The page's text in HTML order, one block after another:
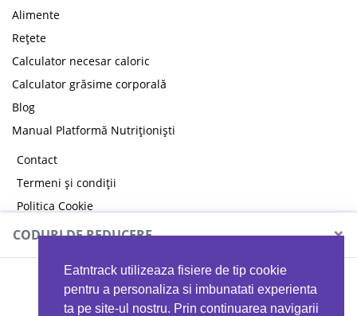
Eatntrack utilizeaza fisiere de tip cookie
pentru a personaliza si imbunatati experienta
ta pe site-ul nostru. Prin continuarea navigarii
Alimente
Rețete
Calculator necesar caloric
Calculator grăsime corporală
Blog
Manual Platformă Nutriționiști
Contact
Termeni și condiții
Politica Cookie
Politica de confidențialitate
CODURI DE REDUCERE ×
MYPROTEIN